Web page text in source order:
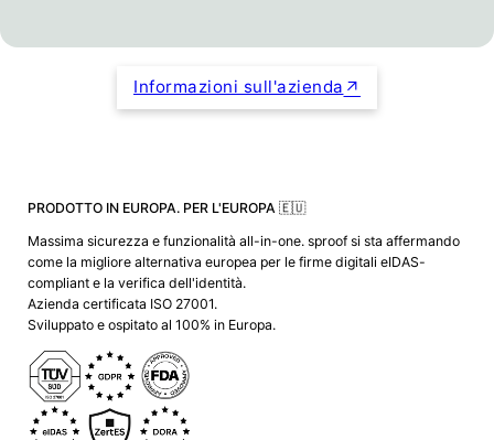
Informazioni sull'azienda
PRODOTTO IN EUROPA. PER L'EUROPA 🇪🇺
Massima sicurezza e funzionalità all-in-one. sproof si sta affermando
come la migliore alternativa europea per le firme digitali eIDAS-
compliant e la verifica dell'identità.
Azienda certificata ISO 27001.
Sviluppato e ospitato al 100% in Europa.